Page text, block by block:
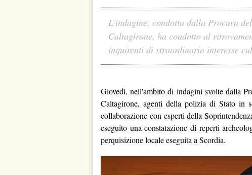
L'indagine, condotta dalla Procura
Caltagirone, ha condotto al
inquirenti di straordinario interesse
Giovedì, nell'ambito di indagini svolte dalla
Caltagirone, agenti della polizia di Stato in
collaborazione con esperti della
eseguito una constatazione di reperti
perquisizione locale eseguita a Scordia.